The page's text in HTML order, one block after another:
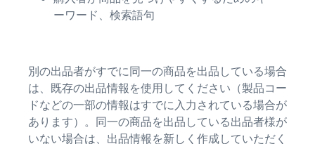
ーワード、検索語句
別の出品者がすでに同一の商品を出品している場合
は、既存の出品情報を使用してください（製品コー
ドなどの一部の情報はすでに入力されている場合が
あります）。同一の商品を出品している出品者様が
いない場合は、出品情報を新しく作成していただく